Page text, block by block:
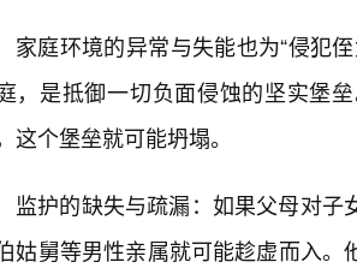
家庭环境的异常与失能也为“侵犯
，是抵御一切负面侵蚀的坚实堡
这个堡垒就可能坍塌。
监护的缺失与疏漏：如果父母对
姑舅等男性亲属就可能趁虚而入